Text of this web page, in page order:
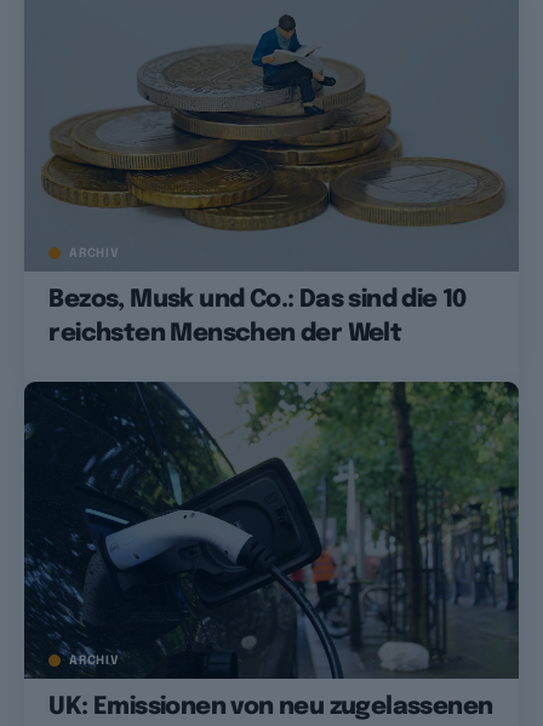
ARCHIV
Bezos, Musk und Co.: Das sind die 10
reichsten Menschen der Welt
ARCHIV
UK: Emissionen von neu zugelassenen